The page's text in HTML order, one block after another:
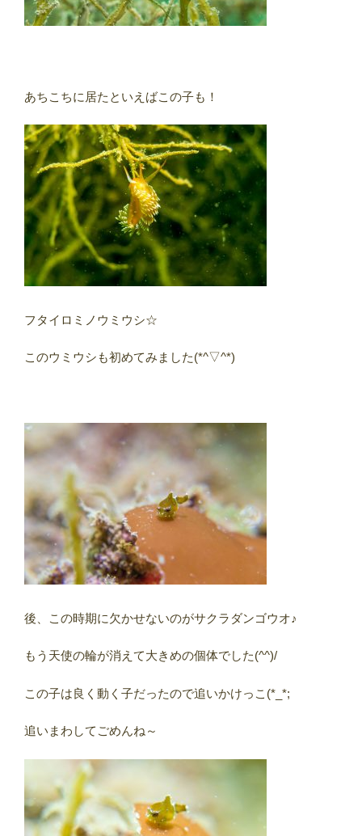
あちこちに居たといえばこの子も！
フタイロミノウミウシ☆
このウミウシも初めてみました(*^▽^*)
後、この時期に欠かせないのがサクラダンゴウオ♪
もう天使の輪が消えて大きめの個体でした(^^)/
この子は良く動く子だったので追いかけっこ(*_*;
追いまわしてごめんね～